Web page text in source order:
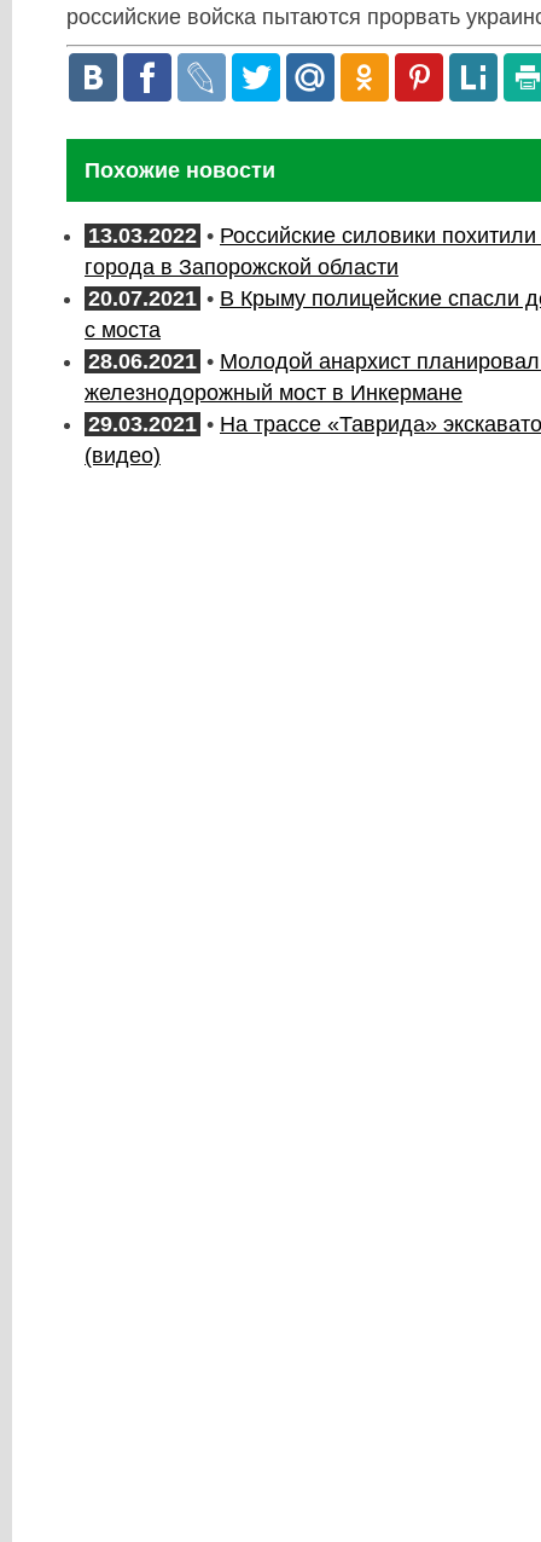
российские войска пытаются прорвать
Похожие новости
13.03.2022 • Российские силовики
города в Запорожской области
20.07.2021 • В Крыму полицейские спасли
с моста
28.06.2021 • Молодой анархист планировал
железнодорожный мост в Инкермане
29.03.2021 • На трассе «Таврида»
(видео)